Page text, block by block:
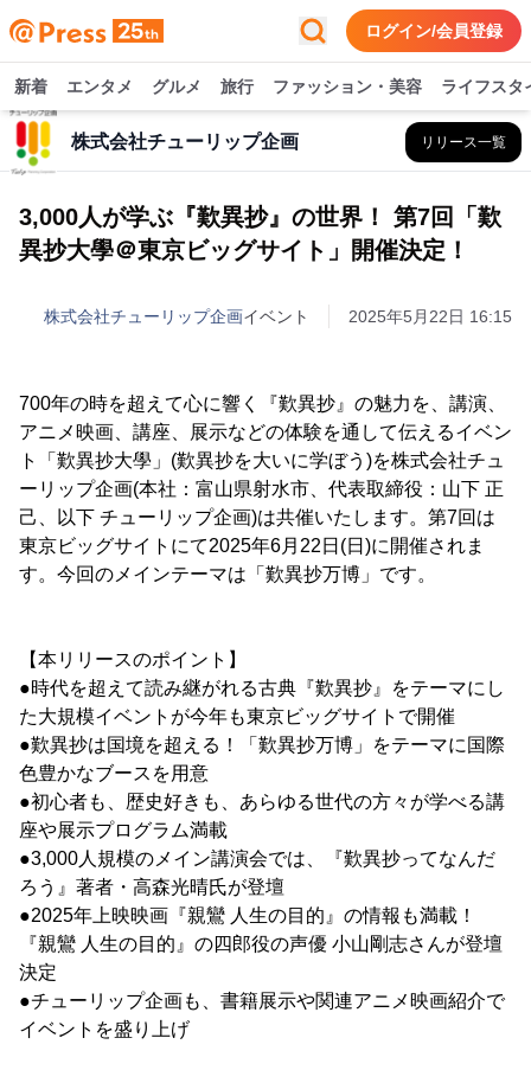
ログイン/会員登録
新着 エンタメ グルメ 旅行 ファッション・美容 ライフスタ
株式会社チューリップ企画 リリース一覧
3,000人が学ぶ『歎異抄』の世界！ 第7回「歎
異抄大學＠東京ビッグサイト」開催決定！
株式会社チューリップ企画イベント 2025年5月22日 16:15
700年の時を超えて心に響く『歎異抄』の魅力を、講演、
アニメ映画、講座、展示などの体験を通して伝えるイベン
ト「歎異抄大學」(歎異抄を大いに学ぼう)を株式会社チュ
ーリップ企画(本社：富山県射水市、代表取締役：山下 正
己、以下 チューリップ企画)は共催いたします。第7回は
東京ビッグサイトにて2025年6月22日(日)に開催されま
す。今回のメインテーマは「歎異抄万博」です。
【本リリースのポイント】
●時代を超えて読み継がれる古典『歎異抄』をテーマにし
た大規模イベントが今年も東京ビッグサイトで開催
●歎異抄は国境を超える！「歎異抄万博」をテーマに国際
色豊かなブースを用意
●初心者も、歴史好きも、あらゆる世代の方々が学べる講
座や展示プログラム満載
●3,000人規模のメイン講演会では、『歎異抄ってなんだ
ろう』著者・高森光晴氏が登壇
●2025年上映映画『親鸞 人生の目的』の情報も満載！
『親鸞 人生の目的』の四郎役の声優 小山剛志さんが登壇
決定
●チューリップ企画も、書籍展示や関連アニメ映画紹介で
イベントを盛り上げ